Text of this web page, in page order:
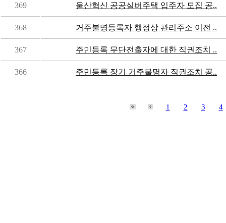
369 울산혁신 공공실버주택 입주자 모집 공..
368 거주불명등록자 행정상 관리주소 이전 ..
367 주민등록 무단전출자에 대한 직권조치 ..
366 주민등록 장기 거주불명자 직권조치 공..
1 2 3 4